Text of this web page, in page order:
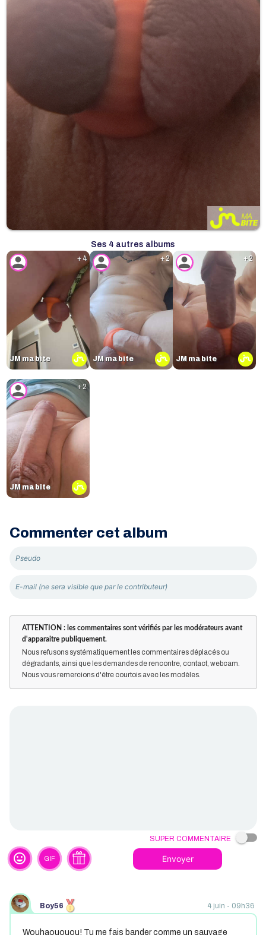
Ses 4 autres albums
+ 4
JM ma bite
+ 2
JM ma bite
+ 2
JM ma bite
+ 2
JM ma bite
Commenter cet album
ATTENTION : les commentaires sont vérifiés par les modérateurs avant
d'apparaitre publiquement.
Nous refusons systématiquement les commentaires déplacés ou
dégradants, ainsi que les demandes de rencontre, contact, webcam.
Nous vous remercions d'être courtois avec les modèles.
tag_faces GIF
Super commentaire
Envoyer
Boy56 4 juin - 09h36
Wouhaououou! Tu me fais bander comme un sauvage